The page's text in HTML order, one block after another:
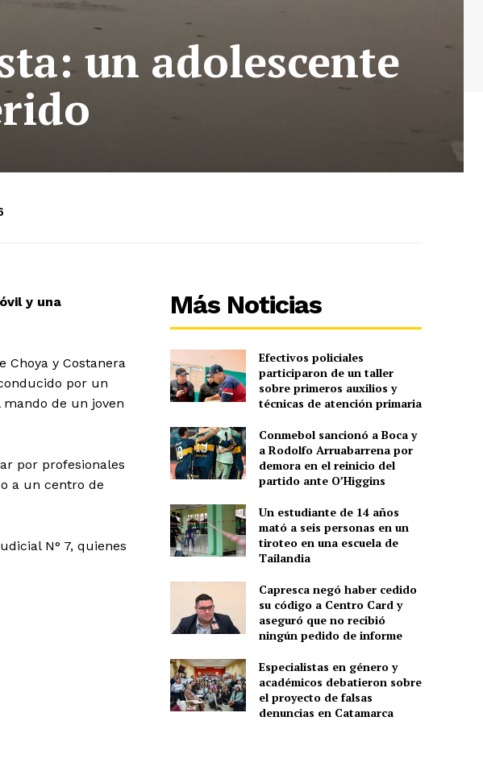
un adolescente
y una
Choya y Costanera
por un
de un joven
por profesionales
a un centro de
N° 7, quienes
Más Noticias
Efectivos policiales
participaron de un taller
sobre primeros auxilios y
técnicas de atención primaria
Conmebol sancionó a Boca y
a Rodolfo Arruabarrena por
demora en el reinicio del
partido ante O’Higgins
Un estudiante de 14 años
mató a seis personas en un
tiroteo en una escuela de
Tailandia
Capresca negó haber cedido
su código a Centro Card y
aseguró que no recibió
ningún pedido de informe
Especialistas en género y
académicos debatieron sobre
el proyecto de falsas
denuncias en Catamarca